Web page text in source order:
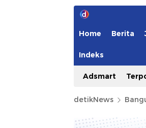
Home Berita
Indeks
Adsmart
detikNews